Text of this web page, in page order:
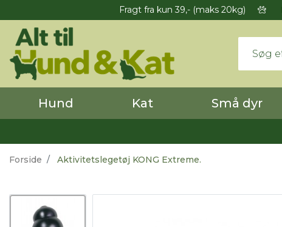
Fragt fra kun 39,- (maks 20kg)
Hund Kat Små dyr
Forside Aktivitetslegetøj KONG Extreme.